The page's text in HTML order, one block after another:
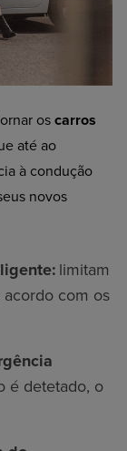
os carros
até ao
à condução
novos
limitam
com os
é detetado, o